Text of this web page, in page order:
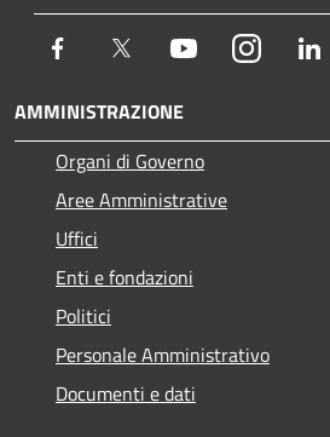
Facebook Twitter YoutubeInstagram
AMMINISTRAZIONE
Organi di Governo
Aree Amministrative
Uffici
Enti e fondazioni
Politici
Personale Amministrativo
Documenti e dati